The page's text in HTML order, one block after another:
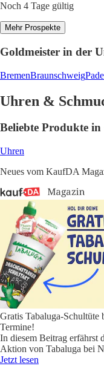
Noch 4 Tage gültig
Mehr Prospekte
Goldmeister in der
BremenBraunschweig
Uhren &
Beliebte Produkte in
Uhren
Neues vom KaufDA
Gratis Tabaluga-
Termine!
In diesem Beitrag erfährst
Aktion von Tabaluga bei
Jetzt lesen